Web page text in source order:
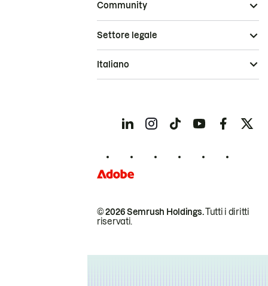
Community
© 2026 Semrush Holdings.Tutti i diritti
riservati.
Settore legale
Italiano